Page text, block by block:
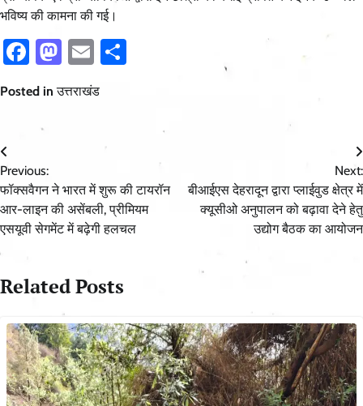
भविष्य की कामना की गई।
Facebook
Mastodon
Email
Posted inउत्तराखंड
Post
navigation
Previous:
फॉक्सवैगन ने भारत में शुरू की टायरॉन
आर-लाइन की असेंबली, प्रीमियम
एसयूवी सेगमेंट में बढ़ेगी हलचल
Next:
बीआईएस देहरादून द्वारा प्लाईवुड क्षेत्र में
क्यूसीओ अनुपालन को बढ़ावा देने हेतु
उद्योग बैठक का आयोजन
Related Posts